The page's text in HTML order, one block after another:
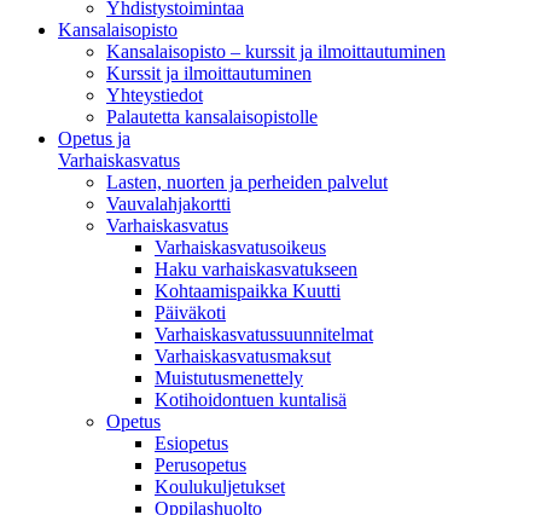
Yhdistystoimintaa
Kansalaisopisto
Kansalaisopisto – kurssit ja ilmoittautuminen
Kurssit ja ilmoittautuminen
Yhteystiedot
Palautetta kansalaisopistolle
Opetus ja
Varhaiskasvatus
Lasten, nuorten ja perheiden palvelut
Vauvalahjakortti
Varhaiskasvatus
Varhaiskasvatusoikeus
Haku varhaiskasvatukseen
Kohtaamispaikka Kuutti
Päiväkoti
Varhaiskasvatussuunnitelmat
Varhaiskasvatusmaksut
Muistutusmenettely
Kotihoidontuen kuntalisä
Opetus
Esiopetus
Perusopetus
Koulukuljetukset
Oppilashuolto